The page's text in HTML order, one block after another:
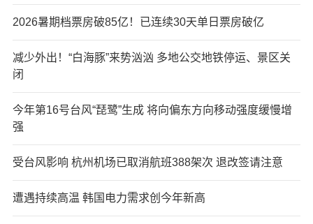
2026暑期档票房破85亿！已连续30天单日票房破亿
减少外出！“白海豚”来势汹汹 多地公交地铁停运、景区关
闭
今年第16号台风“琵鹭”生成 将向偏东方向移动强度缓慢增
强
受台风影响 杭州机场已取消航班388架次 退改签请注意
遭遇持续高温 韩国电力需求创今年新高